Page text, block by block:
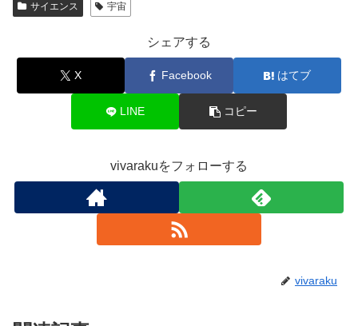
サイエンス 宇宙
シェアする
X Facebook はてブ
LINE コピー
vivarakuをフォローする
vivaraku